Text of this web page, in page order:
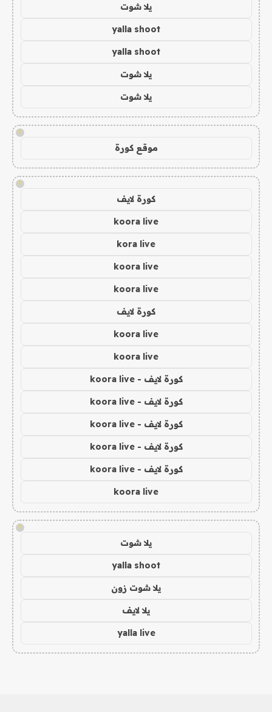
يلا شوت
yalla shoot
yalla shoot
يلا شوت
يلا شوت
!
موقع كورة
!
كورة لايف
koora live
kora live
koora live
koora live
كورة لايف
koora live
koora live
كورة لايف - koora live
كورة لايف - koora live
كورة لايف - koora live
كورة لايف - koora live
كورة لايف - koora live
koora live
!
يلا شوت
yalla shoot
يلا شوت زون
يلا لايف
yalla live